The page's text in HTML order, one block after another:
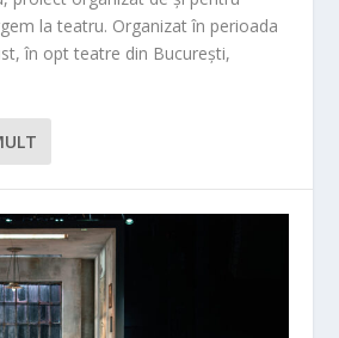
la teatru. Organizat în perioada
în opt teatre din București,